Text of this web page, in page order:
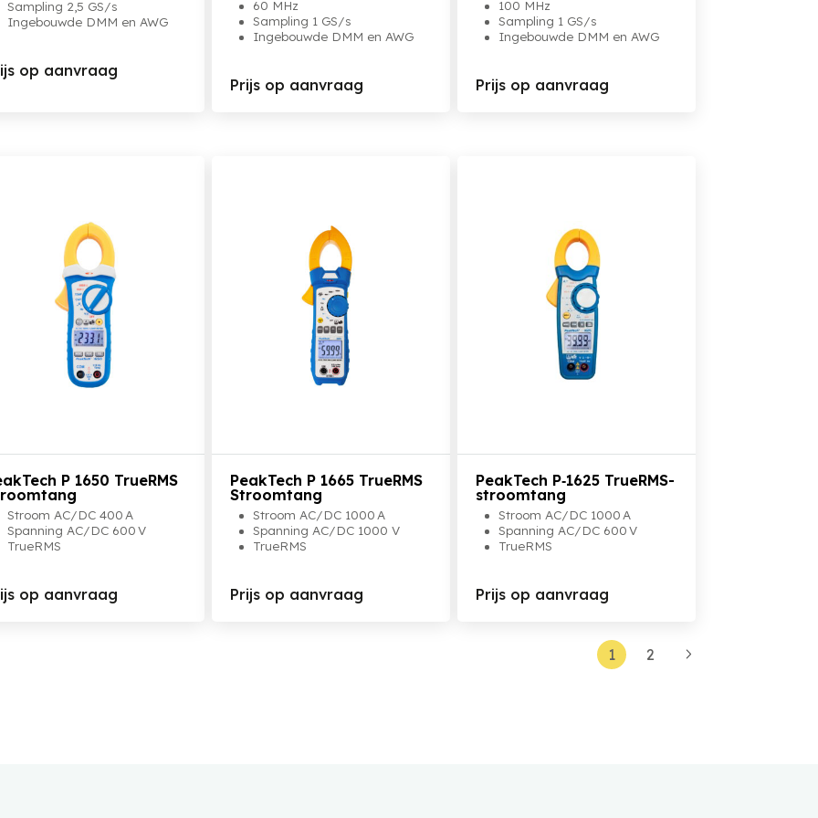
Sampling 2,5 GS/s
Ingebouwde DMM en AWG
op aanvraag
60 MHz
Sampling 1 GS/s
Ingebouwde DMM en AWG
Prijs op aanvraag
100 MHz
Sampling 1 GS/s
Ingebouwde DMM en AWG
Prijs op aanvraag
Bekijk het product
P 1650 TrueRMS
Stroom AC/DC 400 A
Spanning AC/DC 600 V
TrueRMS
op aanvraag
Bekijk het product
PeakTech P 1665 TrueRMS
Stroomtang
Stroom AC/DC 1000 A
Spanning AC/DC 1000 V
TrueRMS
Prijs op aanvraag
Bekijk het product
PeakTech P‑1625 TrueRMS-
stroomtang
Stroom AC/DC 1000 A
Spanning AC/DC 600 V
TrueRMS
Prijs op aanvraag
1 2